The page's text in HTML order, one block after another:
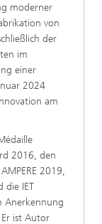
moderner
von
der
im
einer
2024
am
2016, den
2019,
die IET
Anerkennung
ist Autor